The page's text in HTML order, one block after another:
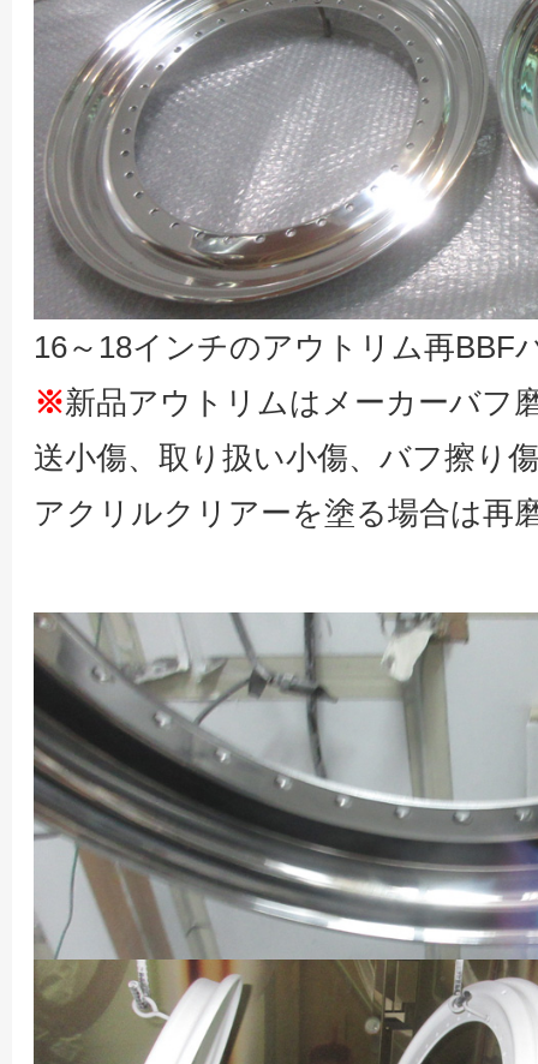
16～18インチのアウトリム再BBF
※新品アウトリムはメーカーバフ
送小傷、取り扱い小傷、バフ擦り
アクリルクリアーを塗る場合は再